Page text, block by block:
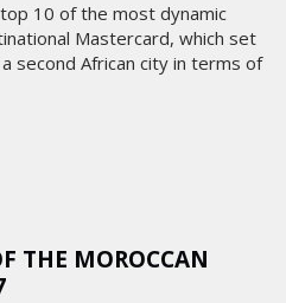
10 of the most dynamic
Mastercard, which set
second African city in terms of
THE MOROCCAN